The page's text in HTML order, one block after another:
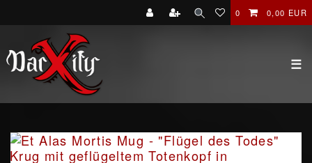
0 0,00 EUR
☰